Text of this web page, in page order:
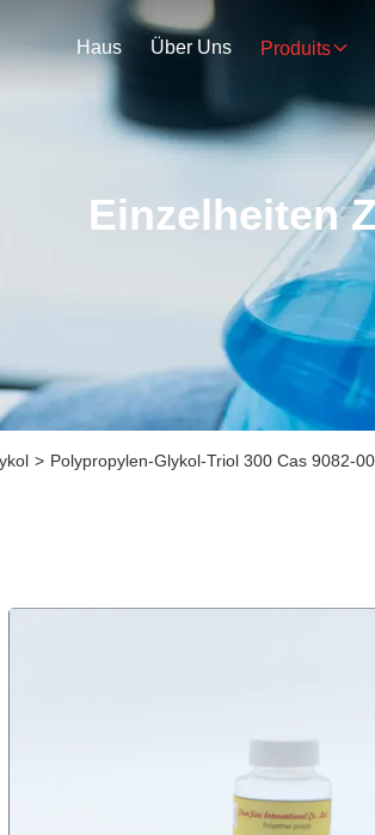
Haus Über Uns Produits
Einzelheiten
> Polypropylen-Glykol-Triol 300 Cas 9082-